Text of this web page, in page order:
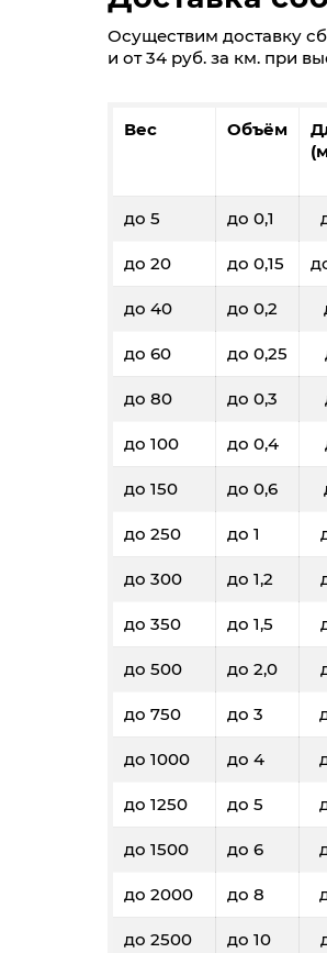
Осуществим доставку
и от 34 руб. за км. при
Вес Объём
до 5 до 0,1
до 20 до 0,15
до 40 до 0,2
до 60 до 0,25
до 80 до 0,3
до 100 до 0,4
до 150 до 0,6
до 250 до 1
до 300 до 1,2
до 350 до 1,5
до 500 до 2,0
до 750 до 3
до 1000 до 4
до 1250 до 5
до 1500 до 6
до 2000 до 8
до 2500 до 10